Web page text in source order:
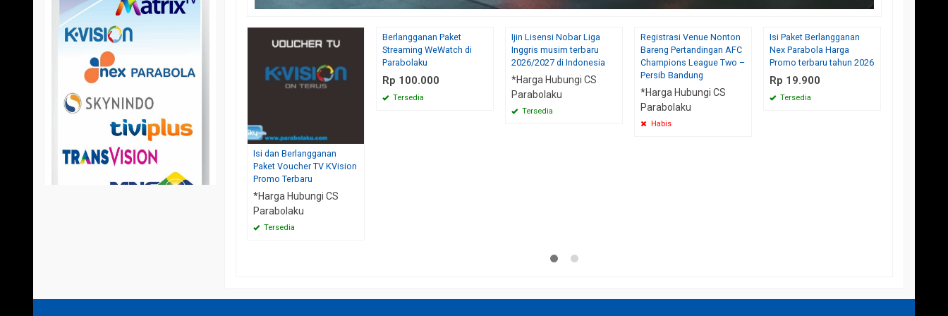
Isi dan Berlangganan
Paket Voucher TV KVision
Promo Terbaru
*Harga Hubungi CS
Parabolaku
Tersedia
Berlangganan Paket
Streaming WeWatch di
Parabolaku
Rp 100.000
Tersedia
Ijin Lisensi Nobar Liga
Inggris musim terbaru
2026/2027 di Indonesia
*Harga Hubungi CS
Parabolaku
Tersedia
Registrasi Venue Nonton
Bareng Pertandingan AFC
Champions League Two –
Persib Bandung
*Harga Hubungi CS
Parabolaku
Habis
Isi Paket Berlangganan
Nex Parabola Harga
Promo terbaru tahun 2026
Rp 19.900
Tersedia